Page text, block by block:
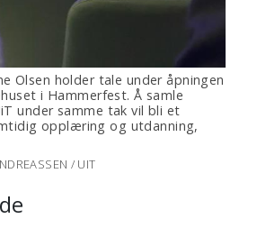
Olsen holder tale under åpningen
i Hammerfest. Å samle
under samme tak vil bli et
opplæring og utdanning,
/ UIT